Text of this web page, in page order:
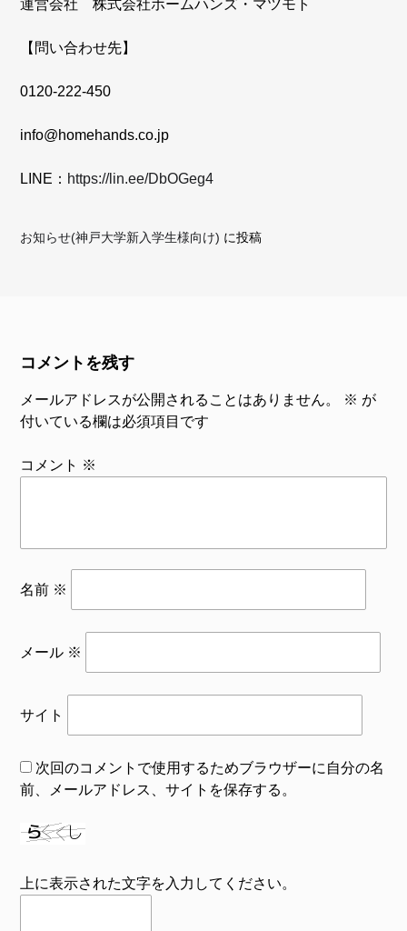
運営会社 株式会社ホームハンズ・マツモト
【問い合わせ先】
0120-222-450
info@homehands.co.jp
LINE： https://lin.ee/DbOGeg4
お知らせ(神戸大学新入学生様向け) に投稿
コメントを残す
メールアドレスが公開されることはありません。 ※ が
付いている欄は必須項目です
コメント ※
名前 ※
メール ※
サイト
次回のコメントで使用するためブラウザーに自分の名
前、メールアドレス、サイトを保存する。
上に表示された文字を入力してください。